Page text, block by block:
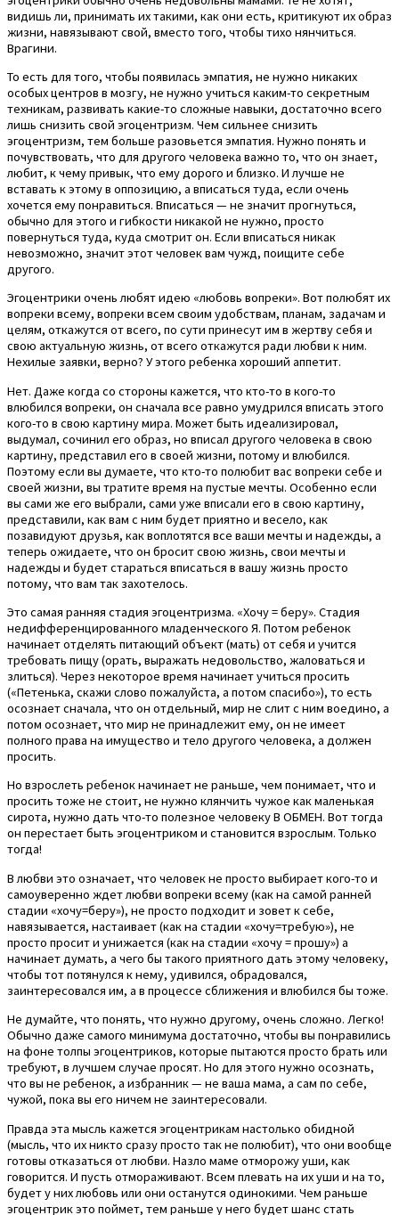
видишь ли, принимать их такими, как они есть, критикуют их образ
жизни, навязывают свой, вместо того, чтобы тихо нянчиться.
Врагини.
То есть для того, чтобы появилась эмпатия, не нужно никаких
особых центров в мозгу, не нужно учиться каким-то секретным
техникам, развивать какие-то сложные навыки, достаточно всего
лишь снизить свой эгоцентризм. Чем сильнее снизить
эгоцентризм, тем больше разовьется эмпатия. Нужно понять и
почувствовать, что для другого человека важно то, что он знает,
любит, к чему привык, что ему дорого и близко. И лучше не
вставать к этому в оппозицию, а вписаться туда, если очень
хочется ему понравиться. Вписаться — не значит прогнуться,
обычно для этого и гибкости никакой не нужно, просто
повернуться туда, куда смотрит он. Если вписаться никак
невозможно, значит этот человек вам чужд, поищите себе
другого.
Эгоцентрики очень любят идею «любовь вопреки». Вот полюбят их
вопреки всему, вопреки всем своим удобствам, планам, задачам и
целям, откажутся от всего, по сути принесут им в жертву себя и
свою актуальную жизнь, от всего откажутся ради любви к ним.
Нехилые заявки, верно? У этого ребенка хороший аппетит.
Нет. Даже когда со стороны кажется, что кто-то в кого-то
влюбился вопреки, он сначала все равно умудрился вписать этого
кого-то в свою картину мира. Может быть идеализировал,
выдумал, сочинил его образ, но вписал другого человека в свою
картину, представил его в своей жизни, потому и влюбился.
Поэтому если вы думаете, что кто-то полюбит вас вопреки себе и
своей жизни, вы тратите время на пустые мечты. Особенно если
вы сами же его выбрали, сами уже вписали его в свою картину,
представили, как вам с ним будет приятно и весело, как
позавидуют друзья, как воплотятся все ваши мечты и надежды, а
теперь ожидаете, что он бросит свою жизнь, свои мечты и
надежды и будет стараться вписаться в вашу жизнь просто
потому, что вам так захотелось.
Это самая ранняя стадия эгоцентризма. «Хочу = беру». Стадия
недифференцированного младенческого Я. Потом ребенок
начинает отделять питающий объект (мать) от себя и учится
требовать пищу (орать, выражать недовольство, жаловаться и
злиться). Через некоторое время начинает учиться просить
(«Петенька, скажи слово пожалуйста, а потом спасибо»), то есть
осознает сначала, что он отдельный, мир не слит с ним воедино, а
потом осознает, что мир не принадлежит ему, он не имеет
полного права на имущество и тело другого человека, а должен
просить.
Но взрослеть ребенок начинает не раньше, чем понимает, что и
просить тоже не стоит, не нужно клянчить чужое как маленькая
сирота, нужно дать что-то полезное человеку В ОБМЕН. Вот тогда
он перестает быть эгоцентриком и становится взрослым. Только
тогда!
В любви это означает, что человек не просто выбирает кого-то и
самоуверенно ждет любви вопреки всему (как на самой ранней
стадии «хочу=беру»), не просто подходит и зовет к себе,
навязывается, настаивает (как на стадии «хочу=требую»), не
просто просит и унижается (как на стадии «хочу = прошу») а
начинает думать, а чего бы такого приятного дать этому человеку,
чтобы тот потянулся к нему, удивился, обрадовался,
заинтересовался им, а в процессе сближения и влюбился бы тоже.
Не думайте, что понять, что нужно другому, очень сложно. Легко!
Обычно даже самого минимума достаточно, чтобы вы понравились
на фоне толпы эгоцентриков, которые пытаются просто брать или
требуют, в лучшем случае просят. Но для этого нужно осознать,
что вы не ребенок, а избранник — не ваша мама, а сам по себе,
чужой, пока вы его ничем не заинтересовали.
Правда эта мысль кажется эгоцентрикам настолько обидной
(мысль, что их никто сразу просто так не полюбит), что они вообще
готовы отказаться от любви. Назло маме отморожу уши, как
говорится. И пусть отмораживают. Всем плевать на их уши и на то,
будет у них любовь или они останутся одинокими. Чем раньше
эгоцентрик это поймет, тем раньше у него будет шанс стать